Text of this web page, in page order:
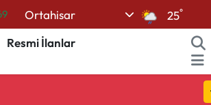
Ortahisar 25°
Resmi İlanlar